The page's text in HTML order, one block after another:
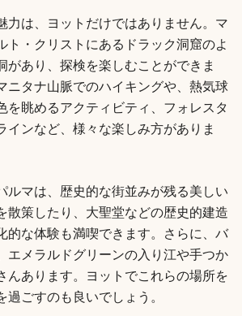
力は、ヨットだけではありません。マ
ト・クリストにあるドラック洞窟のよ
があり、探検を楽しむことができま
ニタナ山脈でのハイキングや、熱気球
を眺めるアクティビティ、フォレスタ
ンなど、様々な楽しみ方がありま
ルマは、歴史的な街並みが残る美しい
散策したり、大聖堂などの歴史的建造
的な体験も満喫できます。さらに、バ
エメラルドグリーンの入り江や手つか
んあります。ヨットでこれらの場所を
ごすのも良いでしょう。